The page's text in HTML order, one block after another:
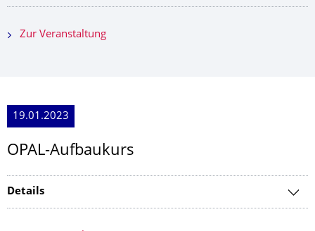
Zur Veranstaltung
19.01.2023
OPAL-Aufbaukurs
Details